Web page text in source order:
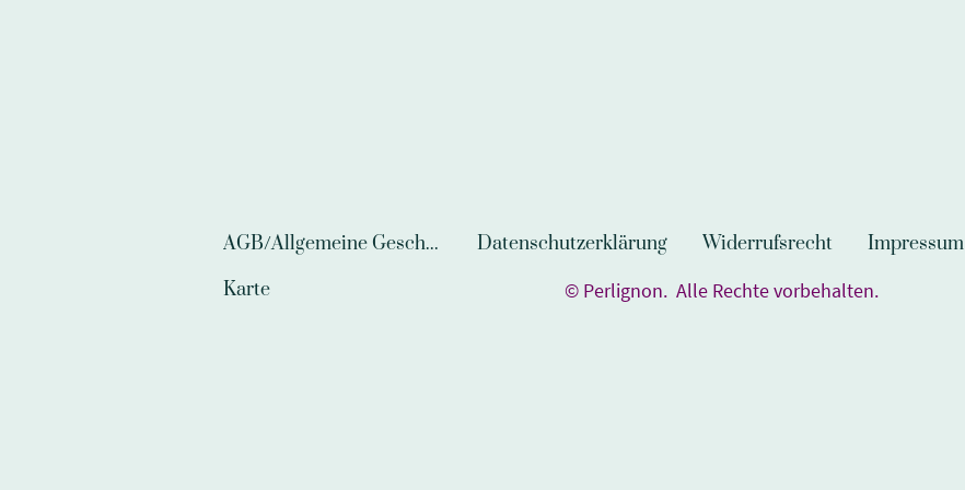
AGB/Allgemeine Geschäftsbedingungen Datenschutzerklärung Widerrufsrecht Impressum
Karte
© Perlignon. Alle Rechte vorbehalten.